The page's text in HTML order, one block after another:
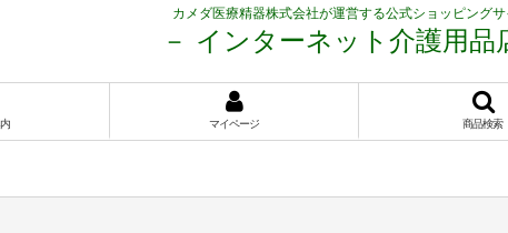
カメダ医療精器株式会社が運営する公式ショッピング
－ インターネット介護用品
マイページ 商品検索